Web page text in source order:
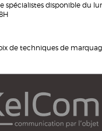
spécialistes disponible du
de techniques de